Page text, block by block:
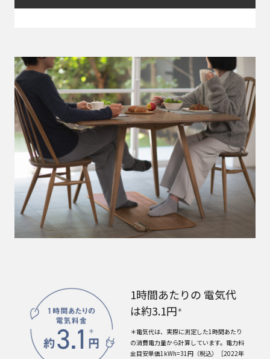
1時間あたりの 電気代
は約3.1円＊
＊電気代は、実際に測定した1時間あたり
の消費電力量から計算しています。電力料
金目安単価1kWh=31円（税込）［2022年